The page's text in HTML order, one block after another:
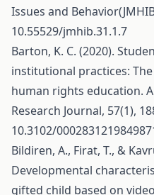
Issues and
10.55529/jmhib.31.1.7
Barton, K. C. (2020).
institutional practices:
human rights education.
Research Journal, 57(1),
10.3102/
Bildiren, A., Firat, T., &
Developmental
gifted child based on